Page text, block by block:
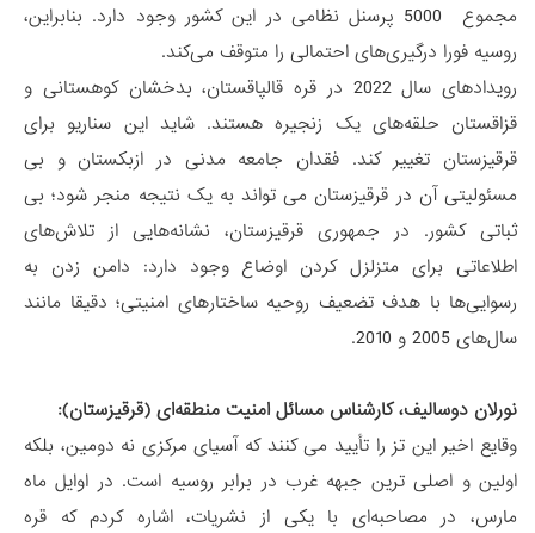
مجموع 5000 پرسنل نظامی در این کشور وجود دارد. بنابراین،
روسیه فورا درگیری‌های احتمالی را متوقف می‌کند.
رویدادهای سال 2022 در قره قالپاقستان، بدخشان کوهستانی و
قزاقستان حلقه‌های یک زنجیره هستند. شاید این سناریو برای
قرقیزستان تغییر کند. فقدان جامعه مدنی در ازبکستان و بی
مسئولیتی آن در قرقیزستان می تواند به یک نتیجه منجر شود؛ بی
ثباتی کشور. در جمهوری قرقیزستان، نشانه‌هایی از تلاش‌های
اطلاعاتی برای متزلزل کردن اوضاع وجود دارد: دامن زدن به
رسوایی‌ها با هدف تضعیف روحیه ساختارهای امنیتی؛ دقیقا مانند
سال‌های 2005 و 2010.
نورلان دوسالیف، کارشناس مسائل امنیت منطقه‌ای (قرقیزستان):
وقایع اخیر این تز را تأیید می کنند که آسیای مرکزی نه دومین، بلکه
اولین و اصلی ترین جبهه غرب در برابر روسیه است. در اوایل ماه
مارس، در مصاحبه‌ای با یکی از نشریات، اشاره کردم که قره